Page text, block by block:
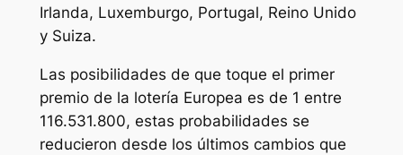
Irlanda, Luxemburgo, Portugal, Reino Unido
y Suiza.
Las posibilidades de que toque el primer
premio de la lotería Europea es de 1 entre
116.531.800, estas probabilidades se
reducieron desde los últimos cambios que